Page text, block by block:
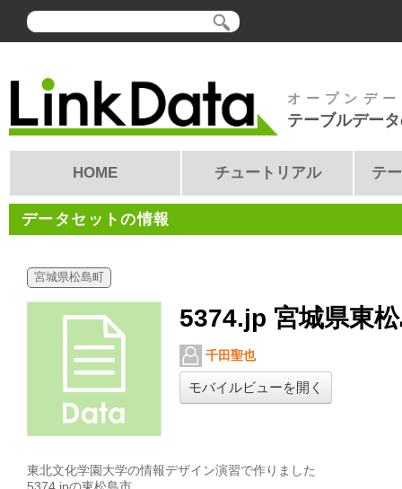
オープンデ
テーブルデー
HOME チュートリアル テ
データセットの情報
宮城県松島町
5374.jp 宮城県東
千田聖也
モバイルビューを開く
東北文化学園大学の情報デザイン演習で作りました